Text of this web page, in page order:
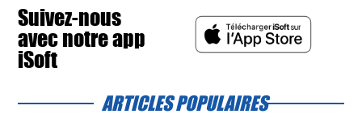
Suivez-nous
avec notre app
iSoft
ARTICLES POPULAIRES